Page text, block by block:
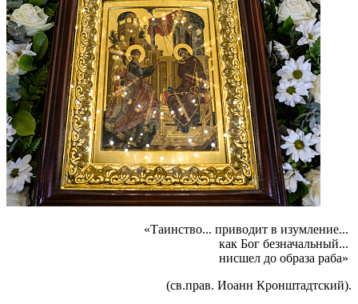
«Таинство... приводит в изумление...
как Бог безначальный...
нисшел до образа раба»
(св.прав. Иоанн Кронштадтский).